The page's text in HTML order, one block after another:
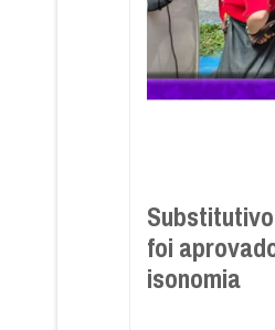
foi
isonomia